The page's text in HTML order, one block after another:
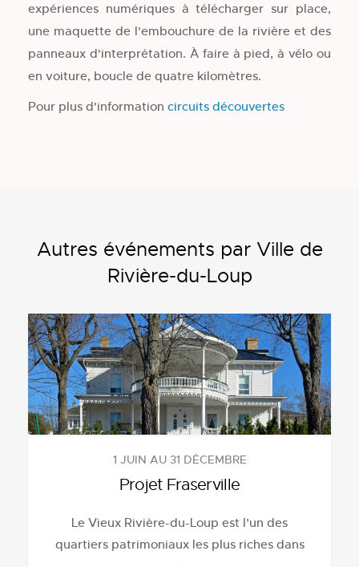
expériences numériques à télécharger sur place,
une maquette de l'embouchure de la rivière et des
panneaux d'interprétation. À faire à pied, à vélo ou
en voiture, boucle de quatre kilomètres.
Pour plus d'information circuits découvertes
Autres événements par Ville de
Rivière-du-Loup
1 JUIN AU 31 DÉCEMBRE
Projet Fraserville
Le Vieux Rivière-du-Loup est l’un des
quartiers patrimoniaux les plus riches dans